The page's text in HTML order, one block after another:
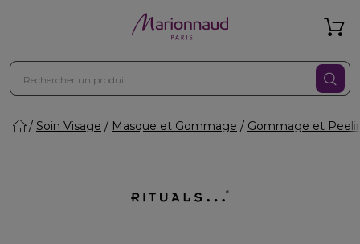
Soin Visage Masque et Gommage Gommage et